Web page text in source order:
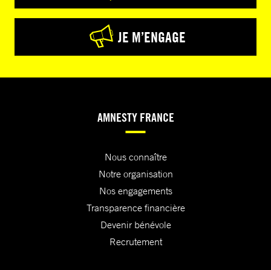
JE M’ENGAGE
AMNESTY FRANCE
Nous connaître
Notre organisation
Nos engagements
Transparence financière
Devenir bénévole
Recrutement